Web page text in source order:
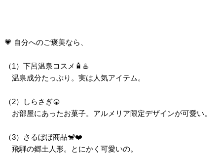
💗 自分へのご褒美なら、
（1）下呂温泉コスメ🧴♨️
温泉成分たっぷり。実は人気アイテム。
（2）しらさぎ🍘
お部屋にあったお菓子。アルメリア限定デザインが可愛い。
（3）さるぼぼ商品🐒❤️
飛騨の郷土人形。とにかく可愛いの。